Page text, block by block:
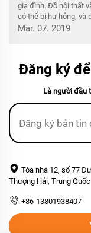
gia đình. Đồ nội thất
có thể bị hư hỏng, và
Mar. 07. 2019
Đăng ký
Là người đầu
Tòa nhà 12, số 77
Thượng Hải, Trung Quốc
+86-13801938407